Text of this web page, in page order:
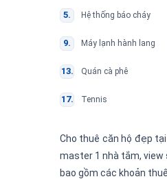
Hệ thống báo cháy
Máy lạnh hành lang
Quán cà phê
Tennis
Cho thuê căn hộ đẹp tại
master 1 nhà tắm, view
bao gồm các khoản